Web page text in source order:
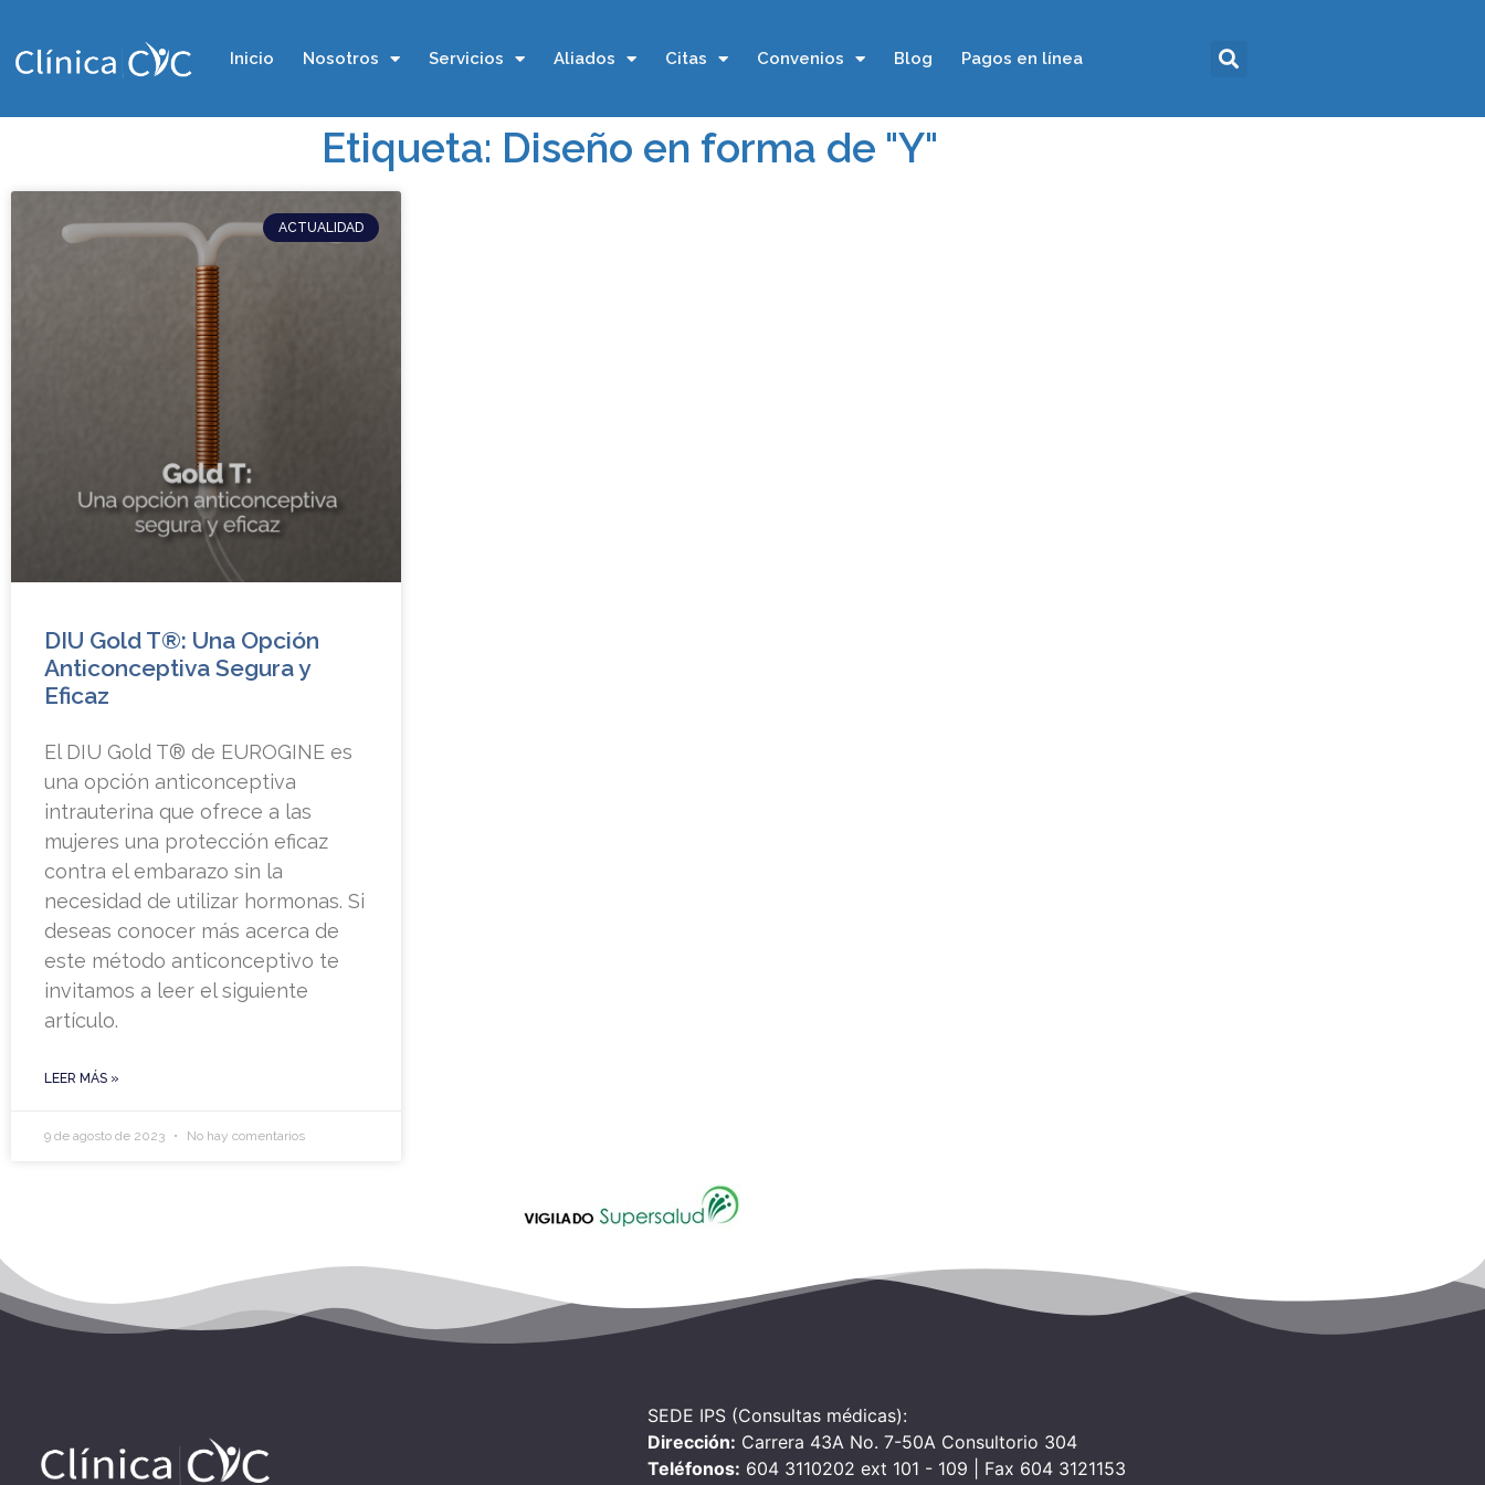
Inicio Nosotros Servicios Aliados Citas Convenios Blog Pagos en línea
Etiqueta: Diseño en forma de "Y"
ACTUALIDAD
DIU Gold T®: Una Opción
Anticonceptiva Segura y
Eficaz
El DIU Gold T® de EUROGINE es
una opción anticonceptiva
intrauterina que ofrece a las
mujeres una protección eficaz
contra el embarazo sin la
necesidad de utilizar hormonas. Si
deseas conocer más acerca de
este método anticonceptivo te
invitamos a leer el siguiente
artículo.
LEER MÁS »
9 de agosto de 2023 No hay comentarios
SEDE IPS (Consultas médicas):
Dirección: Carrera 43A No. 7-50A Consultorio 304
Teléfonos: 604 3110202 ext 101 - 109 | Fax 604 3121153